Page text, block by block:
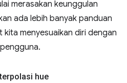
merasakan keunggulan
ada lebih banyak panduan
menyesuaikan diri dengan
hue